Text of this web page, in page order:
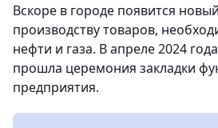
Вскоре в городе появится
производству товаров,
нефти и газа. В апреле 2024
прошла церемония закладки
предприятия.